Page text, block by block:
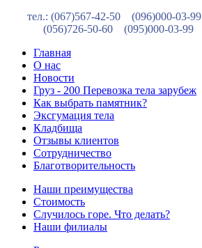
тел.: (067)567-42-50 (096)000-03-99
(056)726-50-60
(095)000-03-99
Главная
О нас
Новости
Груз - 200 Перевозка тела зарубеж
Как выбрать памятник?
Эксгумация тела
Кладбища
Отзывы клиентов
Сотрудничество
Благотворительность
Наши преимущества
Стоимость
Случилось горе. Что делать?
Наши филиалы